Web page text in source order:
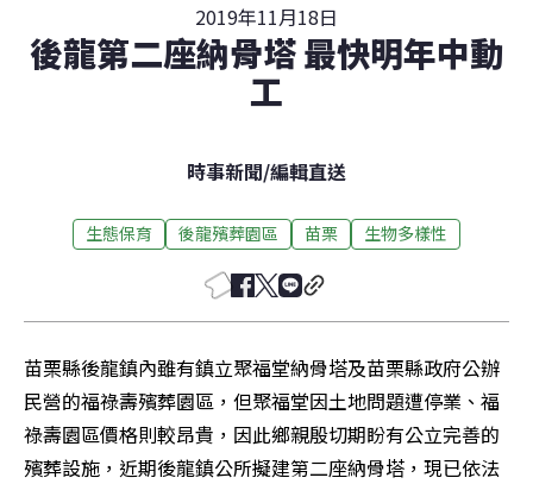
2019年11月18日
後龍第二座納骨塔 最快明年中動
工
時事新聞/編輯直送
生態保育 後龍殯葬園區 苗栗 生物多樣性
苗栗縣後龍鎮內雖有鎮立聚福堂納骨塔及苗栗縣政府公辦
民營的福祿壽殯葬園區，但聚福堂因土地問題遭停業、福
祿壽園區價格則較昂貴，因此鄉親殷切期盼有公立完善的
殯葬設施，近期後龍鎮公所擬建第二座納骨塔，現已依法